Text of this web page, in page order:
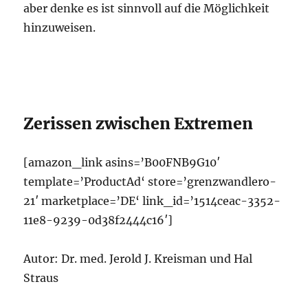
aber denke es ist sinnvoll auf die Möglichkeit
hinzuweisen.
Zerissen zwischen Extremen
[amazon_link asins=’B00FNB9G10′
template=’ProductAd‘ store=’grenzwandlero-
21′ marketplace=’DE‘ link_id=’1514ceac-3352-
11e8-9239-0d38f2444c16′]
Autor: Dr. med. Jerold J. Kreisman und Hal
Straus